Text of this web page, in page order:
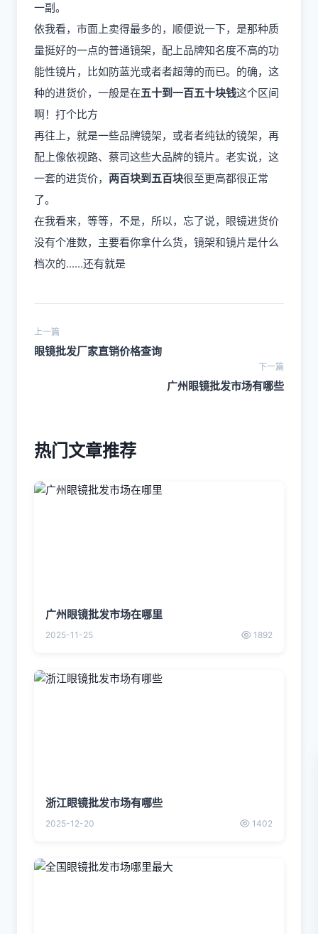
一副。
依我看，市面上卖得最多的，顺便说一下，是那种质
量挺好的一点的普通镜架，配上品牌知名度不高的功
能性镜片，比如防蓝光或者者超薄的而已。的确，这
种的进货价，一般是在五十到一百五十块钱这个区间
啊！打个比方
再往上，就是一些品牌镜架，或者者纯钛的镜架，再
配上像依视路、蔡司这些大品牌的镜片。老实说，这
一套的进货价， 两百块到五百块很至更高都很正常
了。
在我看来，等等，不是，所以，忘了说，眼镜进货价
没有个准数，主要看你拿什么货，镜架和镜片是什么
档次的......还有就是
上一篇
眼镜批发厂家直销价格查询
下一篇
广州眼镜批发市场有哪些
热门文章推荐
广州眼镜批发市场在哪里
2025-11-25 1892
浙江眼镜批发市场有哪些
2025-12-20 1402